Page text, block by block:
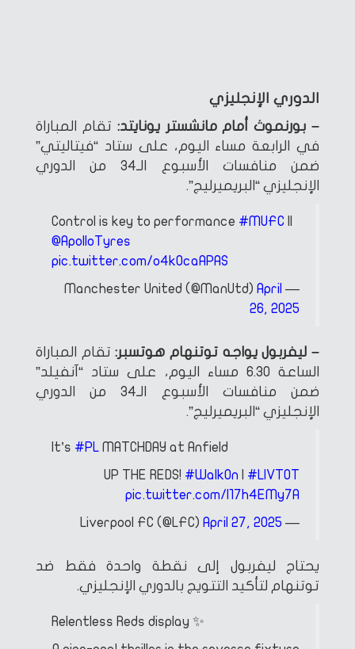
الدوري الإنجليزي
– بورنموث أمام مانشستر يونايتد: تقام المباراة
في الرابعة مساء اليوم، على ستاد “فيتاليتي”
ضمن منافسات الأسبوع الـ34 من الدوري
الإنجليزي “البريميرليج”.
Control is key to performance #MUFC
@ApolloTyres
pic.twitter.com/o4kOcaAPAS
— Manchester United (@ManUtd)
April
26, 2025
– ليفربول يواجه توتنهام هوتسبر:تقام المباراة
الساعة 6.30 مساء اليوم، على ستاد “آنفيلد”
ضمن منافسات الأسبوع الـ34 من الدوري
الإنجليزي “البريميرليج”.
It’s #PL MATCHDAY at Anfield
UP THE REDS! #WalkOn
#LIVTOT
pic.twitter.com/I17h4EMy7A
— Liverpool FC (@LFC)
April 27, 2025
يحتاج ليفربول إلى نقطة واحدة فقط ضد
توتنهام لتأكيد التتويج بالدوري الإنجليزي.
Relentless Reds display ✨